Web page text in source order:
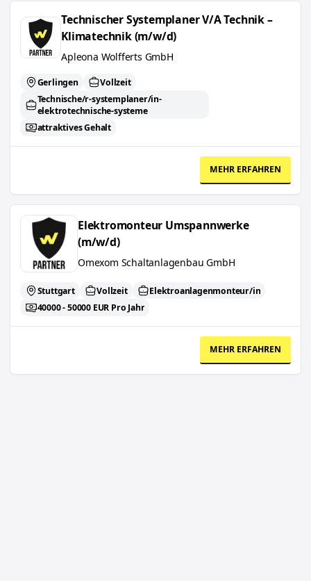
Technischer Systemplaner V/A Technik – Klimatechnik (m/w/d)
Technischer Systemplaner V/A Technik –
Klimatechnik (m/w/d)
Apleona Wolfferts GmbH
Gerlingen
Vollzeit
Technische/r-systemplaner/in-
elektrotechnische-systeme
attraktives Gehalt
MEHR ERFAHREN
Elektromonteur Umspannwerke (m/w/d)
Elektromonteur Umspannwerke
(m/w/d)
Omexom Schaltanlagenbau GmbH
Stuttgart Vollzeit
Elektroanlagenmonteur/in
40000 - 50000 EUR Pro Jahr
MEHR ERFAHREN